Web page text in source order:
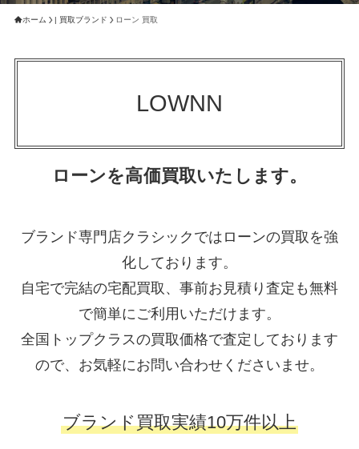
ホーム | 買取ブランド ローン 買取
LOWNN
ローンを高価買取いたします。
ブランド専門店クラシックではローンの買取を強
化しております。
自宅で完結の宅配買取、事前お見積り査定も無料
で簡単にご利用いただけます。
全国トップクラスの買取価格で査定しております
ので、お気軽にお問い合わせくださいませ。
ブランド買取実績10万件以上